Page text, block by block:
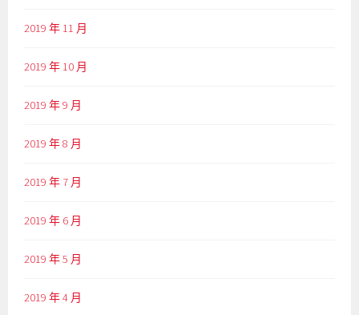
2019 年 11 月
2019 年 10 月
2019 年 9 月
2019 年 8 月
2019 年 7 月
2019 年 6 月
2019 年 5 月
2019 年 4 月